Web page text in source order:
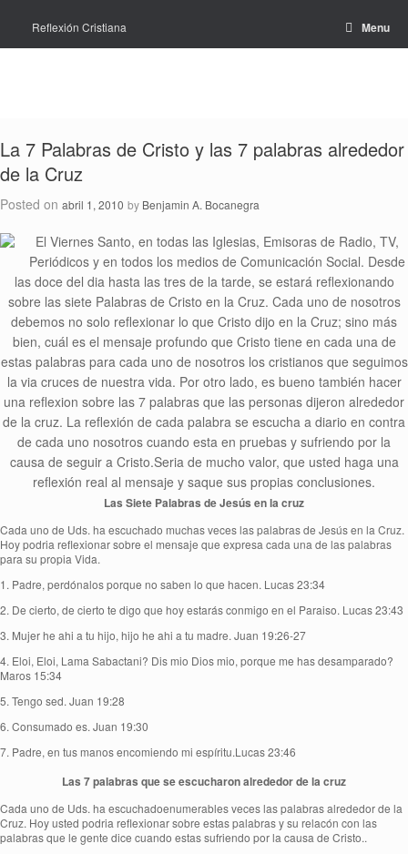
content
Reflexión Cristiana Menu
La 7 Palabras de Cristo y las 7 palabras alrededor
de la Cruz
Posted on abril 1, 2010 by Benjamin A. Bocanegra
El Viernes Santo, en todas las Iglesias, Emisoras de Radio, TV,
Periódicos y en todos los medios de Comunicación Social. Desde
las doce del dia hasta las tres de la tarde, se estará reflexionando
sobre las siete Palabras de Cristo en la Cruz. Cada uno de nosotros
debemos no solo reflexionar lo que Cristo dijo en la Cruz; sino más
bien, cuál es el mensaje profundo que Cristo tiene en cada una de
estas palabras para cada uno de nosotros los cristianos que seguimos
la via cruces de nuestra vida. Por otro lado, es bueno también hacer
una reflexion sobre las 7 palabras que las personas dijeron alrededor
de la cruz. La reflexión de cada palabra se escucha a diario en contra
de cada uno nosotros cuando esta en pruebas y sufriendo por la
causa de seguir a Cristo.Seria de mucho valor, que usted haga una
reflexión real al mensaje y saque sus propias conclusiones.
Las Siete Palabras de Jesús en la cruz
Cada uno de Uds. ha escuchado muchas veces las palabras de Jesús en la Cruz.
Hoy podria reflexionar sobre el mensaje que expresa cada una de las palabras
para su propia Vida.
1. Padre, perdónalos porque no saben lo que hacen. Lucas 23:34
2. De cierto, de cierto te digo que hoy estarás conmigo en el Paraiso. Lucas 23:43
3. Mujer he ahi a tu hijo, hijo he ahi a tu madre. Juan 19:26-27
4. Eloi, Eloi, Lama Sabactani? Dis mio Dios mio, porque me has desamparado?
Maros 15:34
5. Tengo sed. Juan 19:28
6. Consumado es. Juan 19:30
7. Padre, en tus manos encomiendo mi espíritu.Lucas 23:46
Las 7 palabras que se escucharon alrededor de la cruz
Cada uno de Uds. ha escuchadoenumerables veces las palabras alrededor de la
Cruz. Hoy usted podria reflexionar sobre estas palabras y su relacón con las
palabras que le gente dice cuando estas sufriendo por la causa de Cristo..